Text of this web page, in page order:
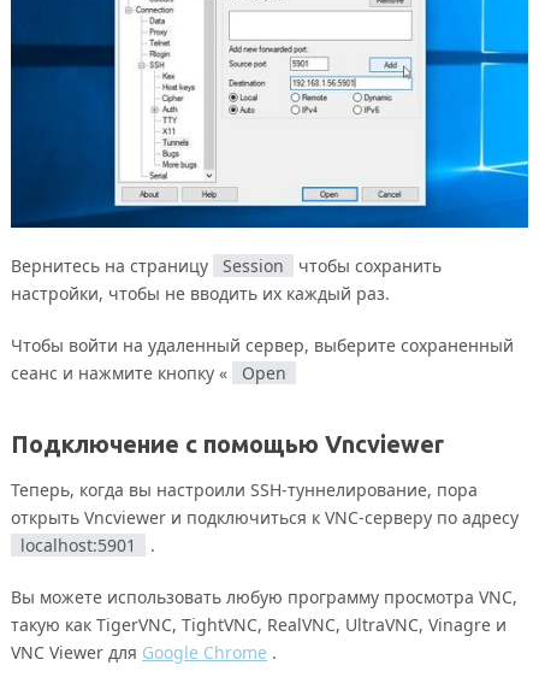
Вернитесь на страницу Session
чтобы сохранить
настройки, чтобы не вводить их каждый раз.
Чтобы войти на удаленный сервер, выберите сохраненный
сеанс и нажмите кнопку «
Open
Подключение с помощью Vncviewer
Теперь, когда вы настроили SSH-туннелирование, пора
открыть Vncviewer и подключиться к VNC-серверу по адресу
localhost:5901
.
Вы можете использовать любую программу просмотра VNC,
такую как TigerVNC, TightVNC, RealVNC, UltraVNC, Vinagre и
VNC Viewer для Google Chrome .